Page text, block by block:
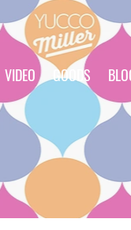
VIDEO GOODS